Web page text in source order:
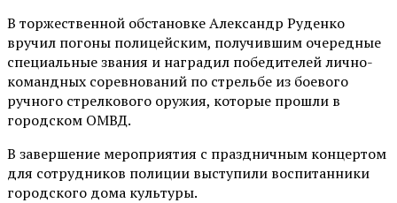
В торжественной обстановке Александр Руденко
вручил погоны полицейским, получившим очередные
специальные звания и наградил победителей лично-
командных соревнований по стрельбе из боевого
ручного стрелкового оружия, которые прошли в
городском ОМВД.
В завершение мероприятия с праздничным концертом
для сотрудников полиции выступили воспитанники
городского дома культуры.